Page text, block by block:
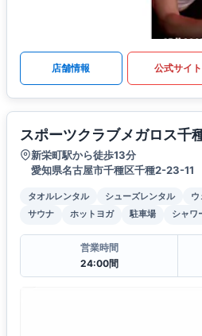
店舗情報 公式サイト
スポーツクラブメガロス千
新栄町駅から徒歩13分
愛知県名古屋市千種区千種2-23-11
タオルレンタル シューズレンタル ウ
サウナ
ホットヨガ 駐車場 シャワ
営業時間
24:00間